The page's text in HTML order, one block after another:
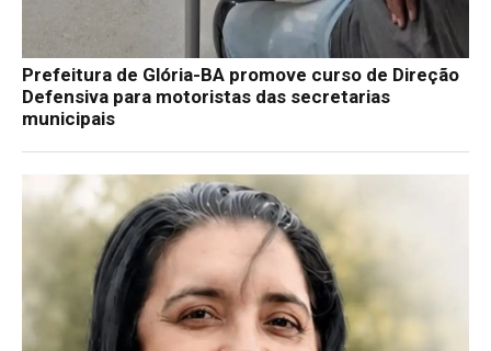
Prefeitura de Glória-BA promove curso de Direção
Defensiva para motoristas das secretarias
municipais